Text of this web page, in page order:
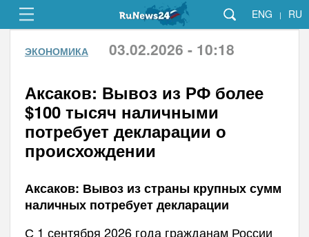
ENG | RU
ЭКОНОМИКА 03.02.2026 - 10:18
Аксаков: Вывоз из РФ более
$100 тысяч наличными
потребует декларации о
происхождении
Аксаков: Вывоз из страны крупных сумм
наличных потребует декларации
С 1 сентября 2026 года гражданам России